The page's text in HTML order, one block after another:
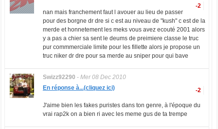
-2
nan mais franchement faut l avouer au lieu de passer
pour des borgne dr dre si c est au niveau de "kush" c est de la
merde et honnetement les meks vous avez ecouté 2001 alors
y a pas a chier sa sent le deums de preimiere classe le truc
pur commmerciale limite pour les fillette alors je propose un
truc niker dr dre pour sa merde au sniper pour qui bave
Swizz92290 - Mer 08 Dec 2010
-2
En réponse à...(cliquez ici)
J'aime bien les fakes puristes dans ton genre, à l'époque du
vrai rap2k on a bien ri avec les meme gus de ta trempe